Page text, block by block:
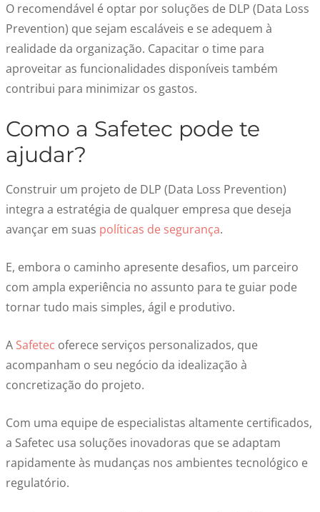
O recomendável é optar por soluções de DLP (Data Loss
Prevention) que sejam escaláveis e se adequem à
realidade da organização. Capacitar o time para
aproveitar as funcionalidades disponíveis também
contribui para minimizar os gastos.
Como a Safetec pode te
ajudar?
Construir um projeto de DLP (Data Loss Prevention)
integra a estratégia de qualquer empresa que deseja
avançar em suas políticas de segurança.
E, embora o caminho apresente desafios, um parceiro
com ampla experiência no assunto para te guiar pode
tornar tudo mais simples, ágil e produtivo.
A Safetec oferece serviços personalizados, que
acompanham o seu negócio da idealização à
concretização do projeto.
Com uma equipe de especialistas altamente certificados,
a Safetec usa soluções inovadoras que se adaptam
rapidamente às mudanças nos ambientes tecnológico e
regulatório.